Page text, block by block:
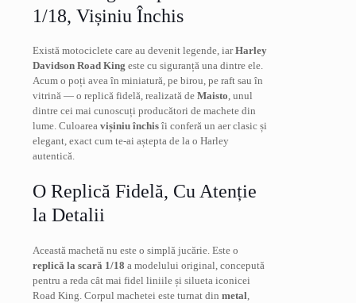
1/18, Vișiniu Închis
Există motociclete care au devenit legende, iarHarley
Davidson Road King este cu siguranță una dintre ele.
Acum o poți avea în miniatură, pe birou, pe raft sau în
vitrină — o replică fidelă, realizată de Maisto, unul
dintre cei mai cunoscuți producători de machete din
lume. Culoarea vișiniu închis îi conferă un aer clasic și
elegant, exact cum te-ai aștepta de la o Harley
autentică.
O Replică Fidelă, Cu Atenție
la Detalii
Această machetă nu este o simplă jucărie. Este o
replică la scară 1/18 a modelului original, concepută
pentru a reda cât mai fidel liniile și silueta iconicei
Road King. Corpul machetei este turnat din metal,